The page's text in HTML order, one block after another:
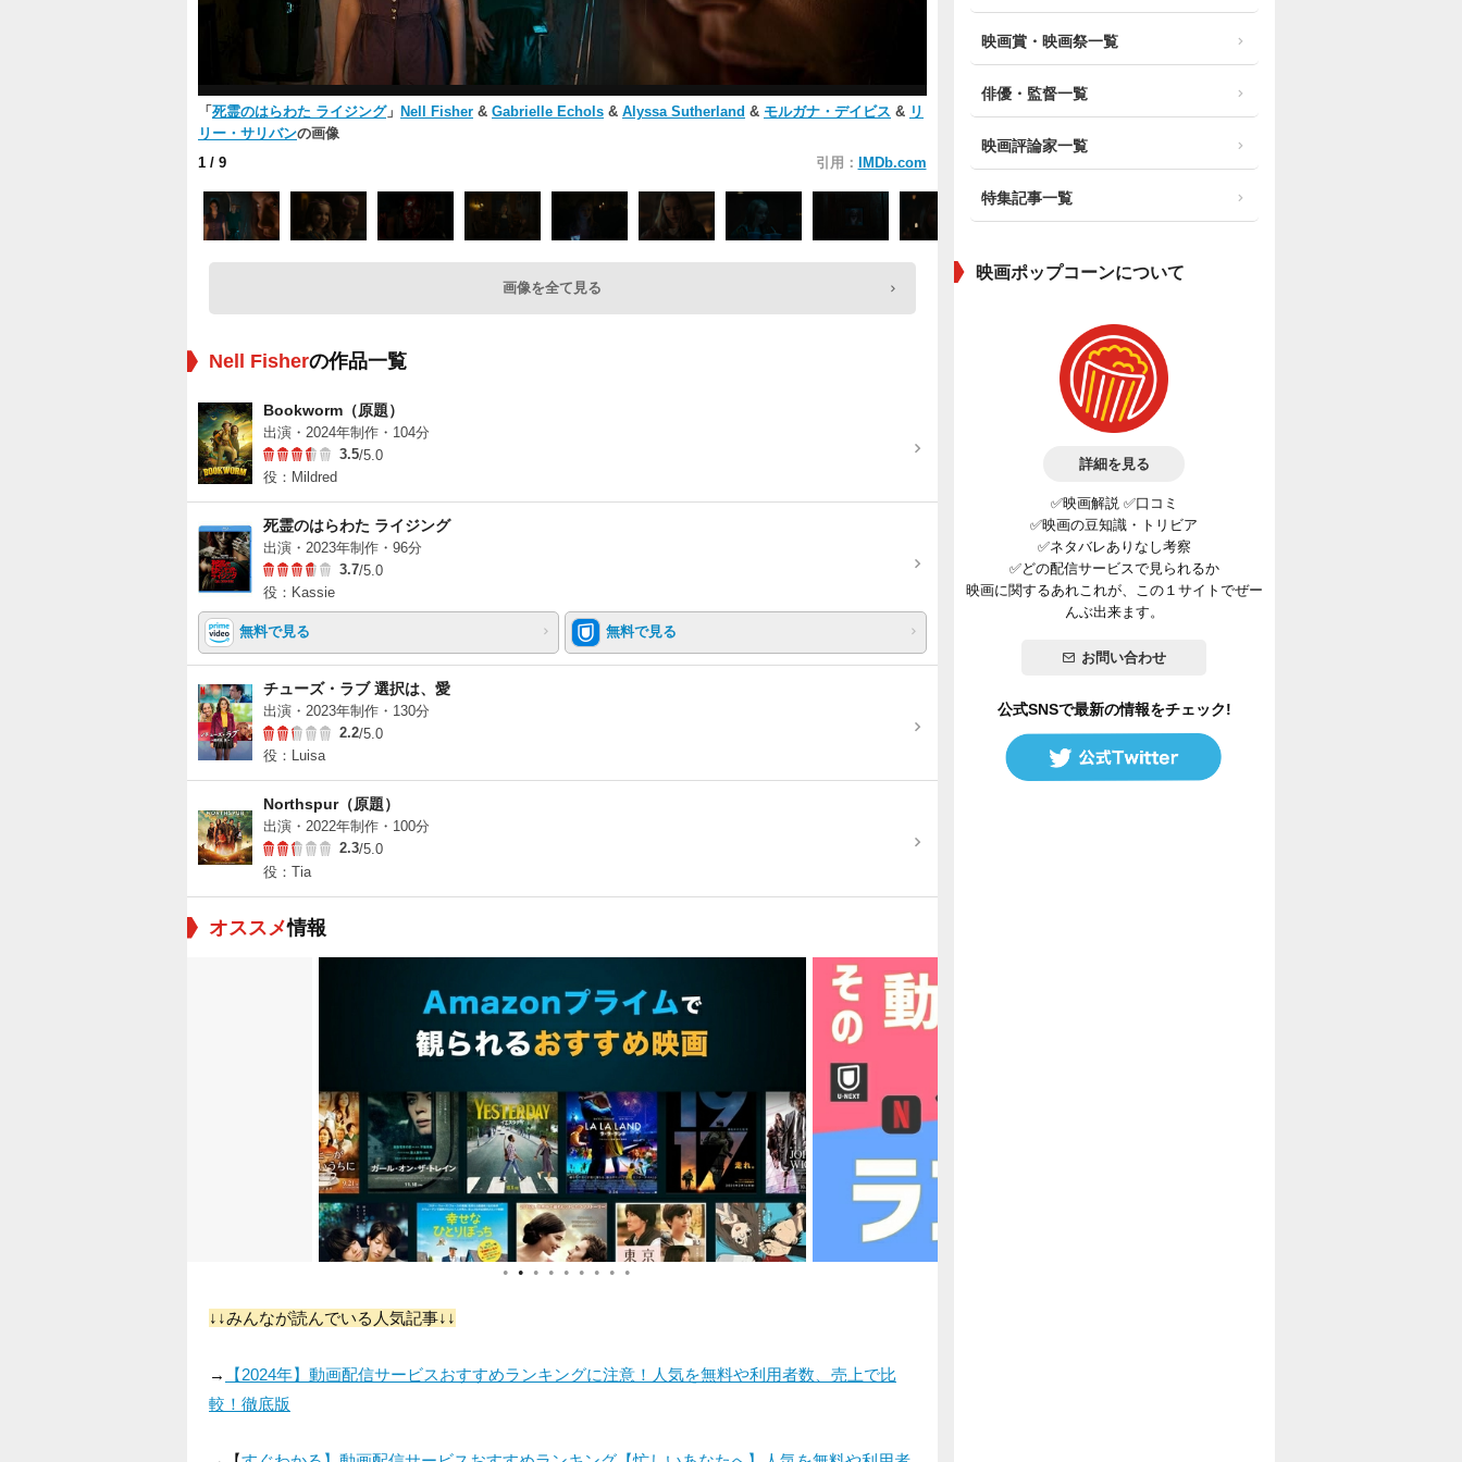
「 死霊のはらわた ライジング」 Nell Fisher & Gabrielle Echols & Alyssa Sutherland & モルガナ・デイビス & リ
リー・サリバンの画像
1 / 9 引用： IMDb.com
画像を全て見る
Nell Fisherの作品一覧
Bookworm（原題）
出演・2024年制作・104分
3.5/5.0
役：Mildred
死霊のはらわた ライジング
出演・2023年制作・96分
3.7/5.0
役：Kassie
無料で見る 無料で見る
チューズ・ラブ 選択は、愛
出演・2023年制作・130分
2.2/5.0
役：Luisa
Northspur（原題）
出演・2022年制作・100分
2.3/5.0
役：Tia
オススメ情報
● ● ● ● ● ● ● ● ●
↓↓みんなが読んでいる人気記事↓↓
→
【2024年】動画配信サービスおすすめランキングに注意！人気を無料や利用者数、売上で比
較！徹底版
映画賞・映画祭一覧
俳優・監督一覧
映画評論家一覧
特集記事一覧
映画ポップコーンについて
詳細を見る
✅映画解説 ✅口コミ
✅映画の豆知識・トリビア
✅ネタバレありなし考察
✅どの配信サービスで見られるか
映画に関するあれこれが、この１サイトでぜー
んぶ出来ます。
お問い合わせ
公式SNSで最新の情報をチェック!